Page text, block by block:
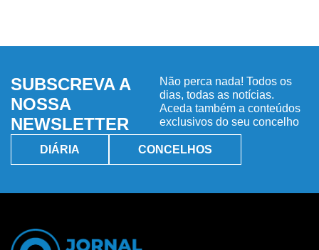
SUBSCREVA A
NOSSA
NEWSLETTER
Não perca nada! Todos os
dias, todas as notícias.
Aceda também a conteúdos
exclusivos do seu concelho
DIÁRIA CONCELHOS